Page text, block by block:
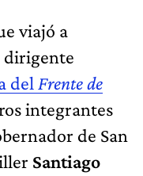
viajó a
del Frente de
integrantes
de San
Santiago